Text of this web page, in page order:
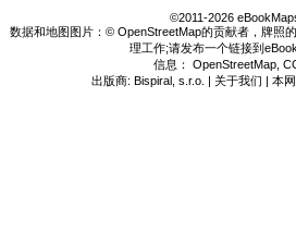
©2011-2026
数据和地图图片：© OpenStreetMap的贡献者，牌照
理工作;请发布一个链接到
信息：OpenStreetMap ,
出版商: Bispiral, s.r.o. | 关于我们 |本